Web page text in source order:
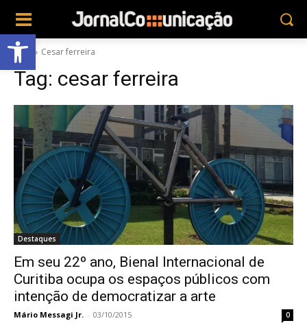
Abrir a barra de ferramentas
Tags Cesar ferreira
Tag: cesar ferreira
Destaques
Em seu 22º ano, Bienal Internacional de
Curitiba ocupa os espaços públicos com
intenção de democratizar a arte
Mário Messagi Jr. - 03/10/2015 0